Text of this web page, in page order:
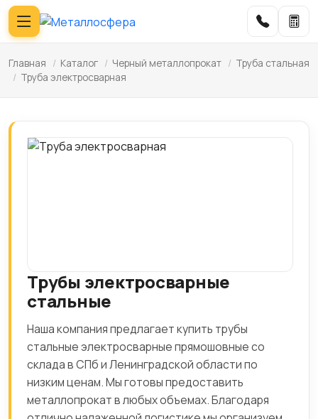
Главная / Каталог / Черный металлопрокат / Труба стальная
/ Труба электросварная
Трубы электросварные
стальные
Наша компания предлагает купить трубы
стальные электросварные прямошовные со
склада в СПб и Ленинградской области по
низким ценам. Мы готовы предоставить
металлопрокат в любых объемах. Благодаря